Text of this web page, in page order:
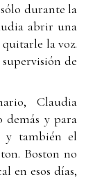
durante la
abrir una
la voz.
de
Claudia
y para
y también el
Boston no
en esos días,